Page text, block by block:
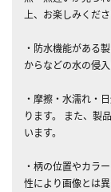
上、お楽しみくださ
・防水機能がある
からなどの水の侵
・摩擦・水濡れ・
ります。 また、製
います。
・柄の位置やカラ
性により画像とは